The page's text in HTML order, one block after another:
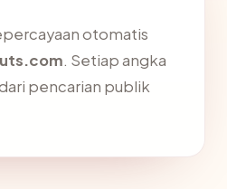
otomatis
. Setiap angka
pencarian publik